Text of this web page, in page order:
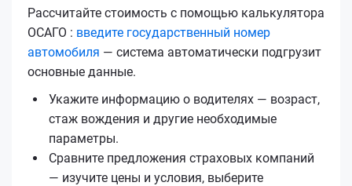
Рассчитайте стоимость с помощью калькулятора
ОСАГО : введите государственный номер
автомобиля — система автоматически подгрузит
основные данные.
Укажите информацию о водителях — возраст,
стаж вождения и другие необходимые
параметры.
Сравните предложения страховых компаний
— изучите цены и условия, выберите